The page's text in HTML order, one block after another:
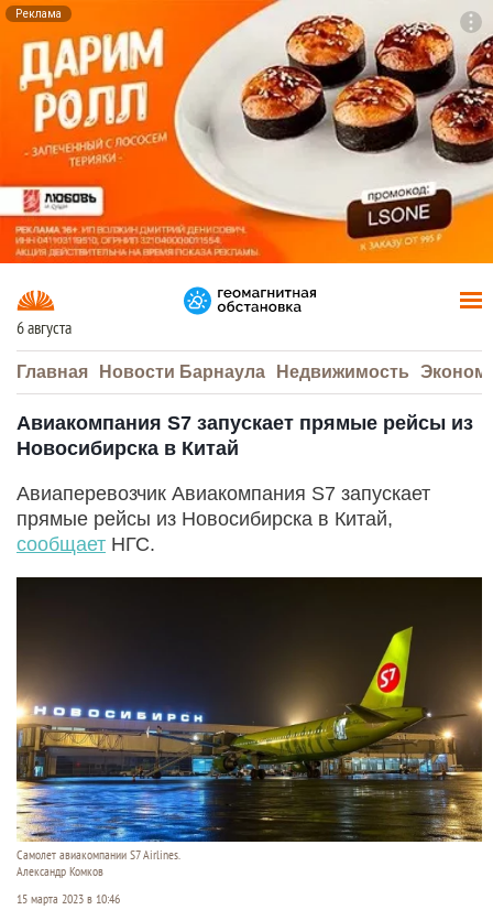
Реклама
6 августа
Главная Новости Барнаула Недвижимость
Авиакомпания S7 запускает прямые рейсы из
Новосибирска в Китай
Авиаперевозчик Авиакомпания S7 запускает
прямые рейсы из Новосибирска в Китай,
сообщает НГС.
Самолет авиакомпании S7 Airlines.
Александр Комков
15 марта 2023 в 10:46